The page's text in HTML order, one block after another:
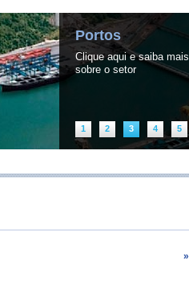
Portos
Clique aqui e saiba mais
sobre o setor
1 2 3 4 5
»